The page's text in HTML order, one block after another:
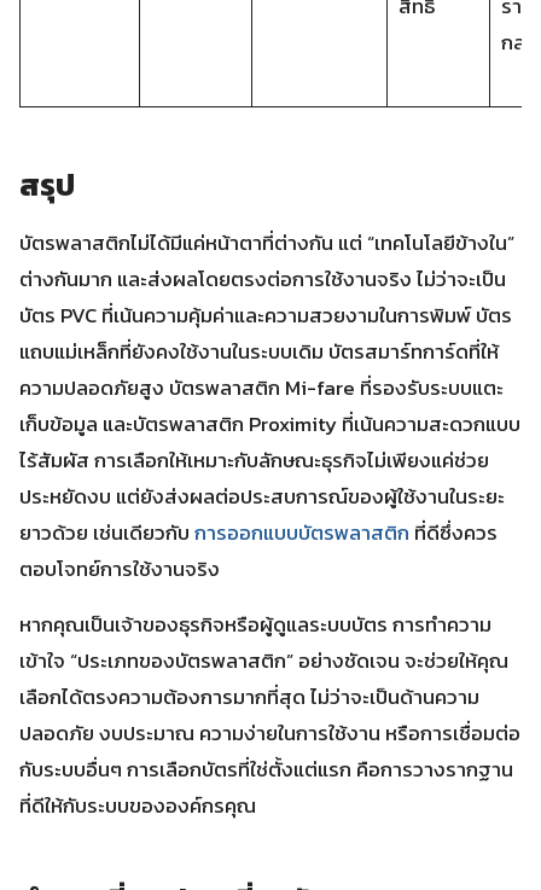
กลา
สรุป
บัตรพลาสติกไม่ได้มีแค่หน้าตาที่ต่างกัน แต่ “เทคโนโลยีข้างใน”
ต่างกันมาก และส่งผลโดยตรงต่อการใช้งานจริง ไม่ว่าจะเป็น
บัตร PVC ที่เน้นความคุ้มค่าและความสวยงามในการพิมพ์ บัตร
แถบแม่เหล็กที่ยังคงใช้งานในระบบเดิม บัตรสมาร์ทการ์ดที่ให้
ความปลอดภัยสูง บัตรพลาสติก Mi-fare ที่รองรับระบบแตะ
เก็บข้อมูล และบัตรพลาสติก Proximity ที่เน้นความสะดวกแบบ
ไร้สัมผัส การเลือกให้เหมาะกับลักษณะธุรกิจไม่เพียงแค่ช่วย
ประหยัดงบ แต่ยังส่งผลต่อประสบการณ์ของผู้ใช้งานในระยะ
ยาวด้วย เช่นเดียวกับการออกแบบบัตรพลาสติก ที่ดีซึ่งควร
ตอบโจทย์การใช้งานจริง
หากคุณเป็นเจ้าของธุรกิจหรือผู้ดูแลระบบบัตร การทำความ
เข้าใจ “ประเภทของบัตรพลาสติก” อย่างชัดเจน จะช่วยให้คุณ
เลือกได้ตรงความต้องการมากที่สุด ไม่ว่าจะเป็นด้านความ
ปลอดภัย งบประมาณ ความง่ายในการใช้งาน หรือการเชื่อมต่อ
กับระบบอื่นๆ การเลือกบัตรที่ใช่ตั้งแต่แรก คือการวางรากฐาน
ที่ดีให้กับระบบขององค์กรคุณ